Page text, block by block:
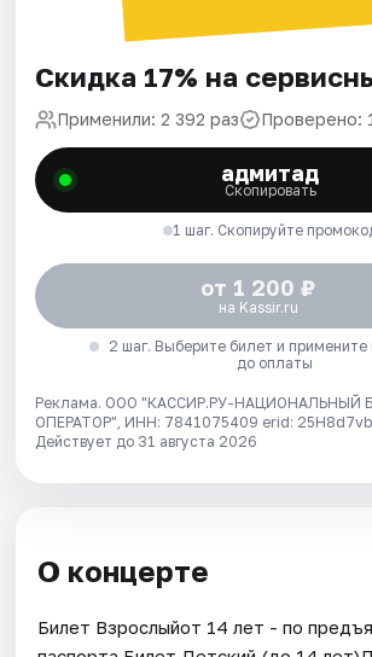
Скидка 17% на
Применили: 2 392 раз Проверено:
адмитад
Скопировать
1 шаг. Скопируйте
от 1 200 ₽
на Kassir.ru
2 шаг. Выберите билет и
до оплаты
Реклама. ООО "КАССИР.РУ-НАЦИОНАЛЬНЫЙ
ОПЕРАТОР", ИНН: 7841075409 erid:
Действует до 31 августа 2026
О концерте
Билет Взрослыйот 14 лет - по